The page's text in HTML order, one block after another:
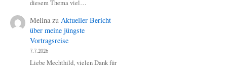
diesem Thema viel…
Melina zu Aktueller Bericht
über meine jüngste
Vortragsreise
7.7.2026
Liebe Mechthild, vielen Dank für